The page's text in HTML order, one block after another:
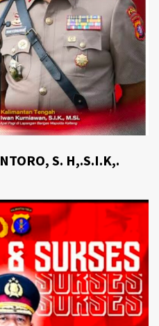
S. H,.S.I.K,.